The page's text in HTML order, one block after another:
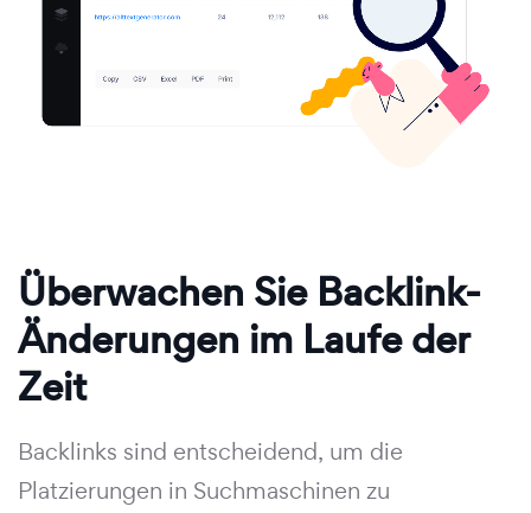
Überwachen Sie Backlink-
Änderungen im Laufe der
Zeit
Backlinks sind entscheidend, um die
Platzierungen in Suchmaschinen zu